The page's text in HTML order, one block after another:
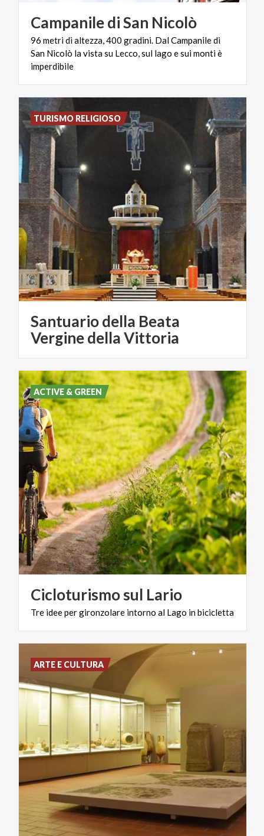
CampanilediSan Nicolò
96 metri di altezza, 400 gradini. Dal Campanile di
San Nicolò la vista su Lecco, sul lago e sui monti è
imperdibile
Santuario della Beata
Vergine della Vittoria
TURISMO RELIGIOSO
Cicloturismosul Lario
Tre ideepergironzolare intorno al Lago inbicicletta
ACTIVE & GREEN
ARTE E CULTURA